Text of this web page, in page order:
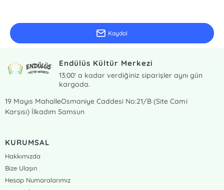
Kaydol
Endülüs Kültür Merkezi
13:00' a kadar verdiğiniz siparişler aynı gün
kargoda.
19 Mayıs MahalleOsmaniye Caddesi No:21/B (Site Cami
Karşısı) İlkadım Samsun
KURUMSAL
Hakkımızda
Bize Ulaşın
Hesap Numaralarımız